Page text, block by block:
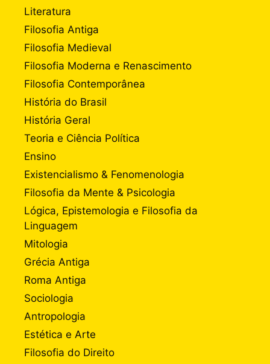
Literatura
Filosofia Antiga
Filosofia Medieval
Filosofia Moderna e Renascimento
Filosofia Contemporânea
História do Brasil
História Geral
Teoria e Ciência Política
Ensino
Existencialismo & Fenomenologia
Filosofia da Mente & Psicologia
Lógica, Epistemologia e Filosofia da
Linguagem
Mitologia
Grécia Antiga
Roma Antiga
Sociologia
Antropologia
Estética e Arte
Filosofia do Direito